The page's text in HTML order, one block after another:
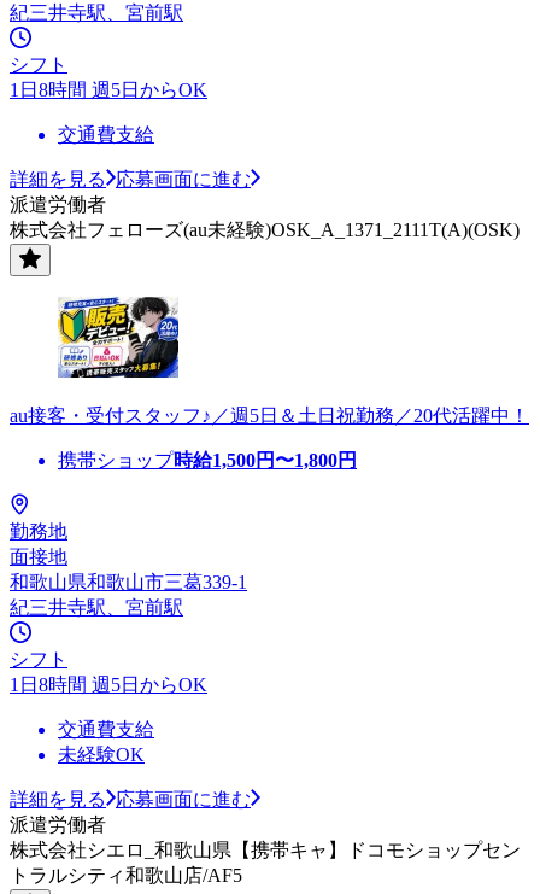
紀三井寺駅、宮前駅
シフト
1日8時間 週5日からOK
交通費支給
詳細を見る
応募画面に進む
派遣労働者
株式会社フェローズ(au未経験)OSK_A_1371_2111T(A)(OSK)
au接客・受付スタッフ♪／週5日＆土日祝勤務／20代活躍中！
携帯ショップ時給1,500円〜1,800円
勤務地
面接地
和歌山県和歌山市三葛339-1
紀三井寺駅、宮前駅
シフト
1日8時間 週5日からOK
交通費支給
未経験OK
詳細を見る
応募画面に進む
派遣労働者
株式会社シエロ_和歌山県【携帯キャ】ドコモショップセン
トラルシティ和歌山店/AF5